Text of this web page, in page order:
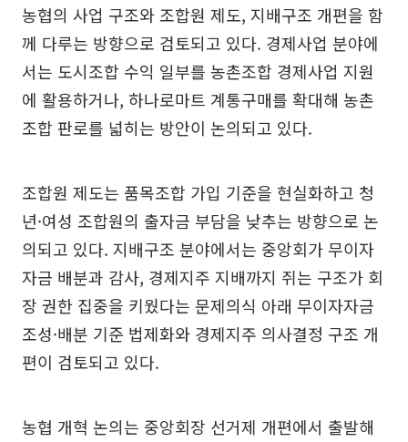
농협의 사업 구조와 조합원 제도, 지배구조 개편을 함
께 다루는 방향으로 검토되고 있다. 경제사업 분야에
서는 도시조합 수익 일부를 농촌조합 경제사업 지원
에 활용하거나, 하나로마트 계통구매를 확대해 농촌
조합 판로를 넓히는 방안이 논의되고 있다.
조합원 제도는 품목조합 가입 기준을 현실화하고 청
년·여성 조합원의 출자금 부담을 낮추는 방향으로 논
의되고 있다. 지배구조 분야에서는 중앙회가 무이자
자금 배분과 감사, 경제지주 지배까지 쥐는 구조가 회
장 권한 집중을 키웠다는 문제의식 아래 무이자자금
조성·배분 기준 법제화와 경제지주 의사결정 구조 개
편이 검토되고 있다.
농협 개혁 논의는 중앙회장 선거제 개편에서 출발해